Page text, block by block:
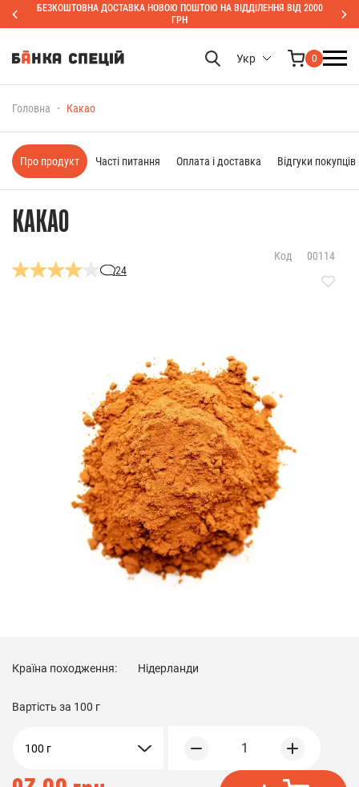
БЕЗКОШТОВНА ДОСТАВКА НОВОЮ ПОШТОЮ НА ВІДДІЛЕННЯ ВІД 2000
ГРН
Укр 0
Головна Какао
КАКАО
24
Код 00114
Країна походження: Нідерланди
Вартість за 100 г
100 г 1
Про продукт Часті питання Оплата і доставка Відгуки покупців